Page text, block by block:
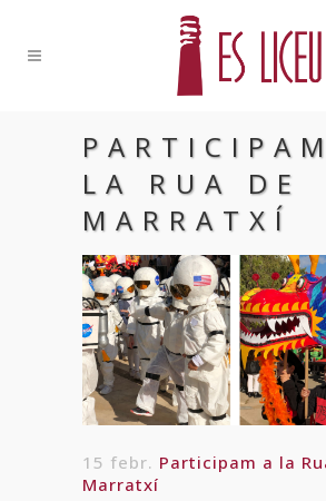
LA RUA DE
MARRATXÍ
15 febr. Participam a la
Marratxí